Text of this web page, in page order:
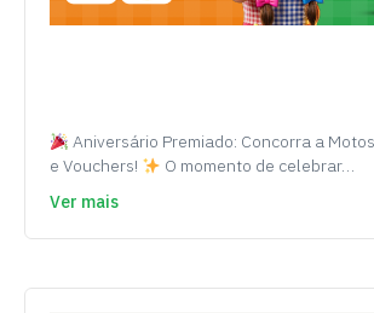
Aniversário Premiado: Concorra a
e Vouchers!
O momento de celebrar…
Ver mais